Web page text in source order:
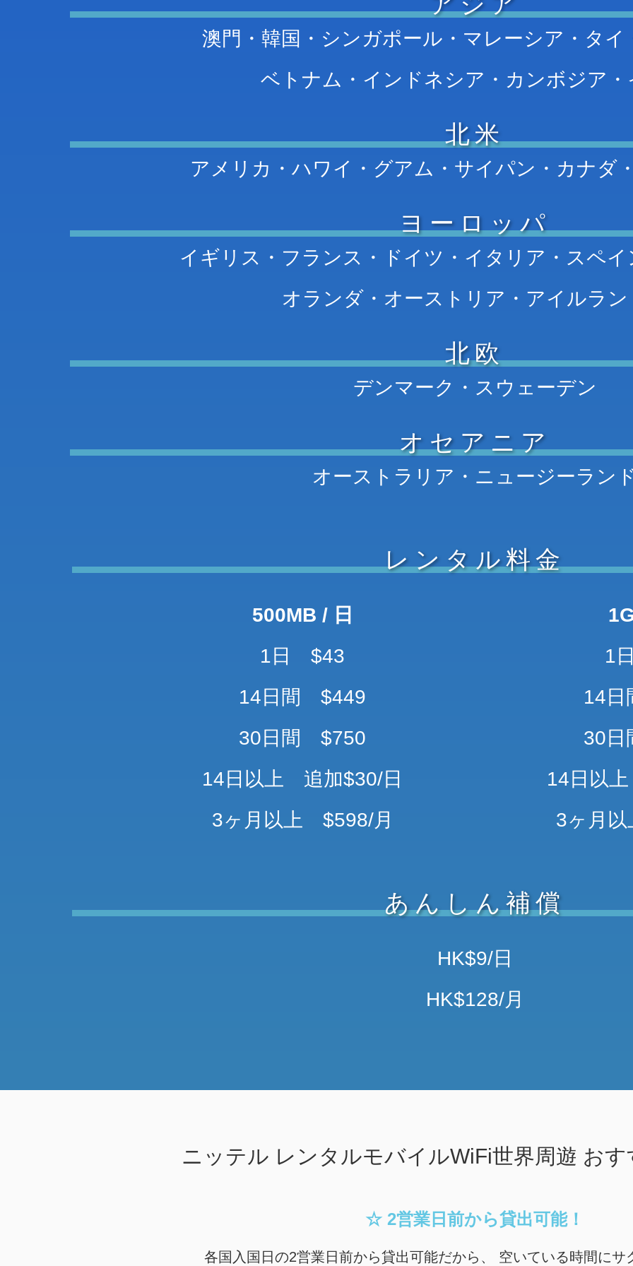
澳門・韓国・シンガポール・マレーシア・タイ
ベトナム・インドネシア・カンボジア・
北米
アメリカ・ハワイ・グアム・サイパン・カナダ
ヨーロッパ
イギリス・フランス・ドイツ・イタリア・スペ
オランダ・オーストリア・アイルラン
北欧
デンマーク・スウェーデン
オセアニア
オーストラリア・ニュージーラン
レンタル料金
500MB / 日
1日 $43
14日間 $449
30日間 $750
14日以上 追加$30/日
3ヶ月以上 $598/月
1
14
30
14日以
3ヶ月
あんしん補償
HK$9/日
HK$128/月
ニッテル レンタルモバイルWiFi世界周遊 おす
☆ 2営業日前から貸出可能！
各国入国日の2営業日前から貸出可能だから、 空いている時間にサ